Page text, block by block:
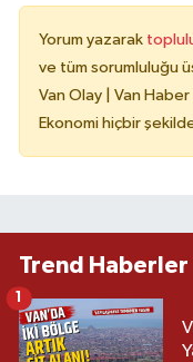
Yorum yazarak
ve tüm sorumluluğu
Van Olay | Van
Ekonomi hiçbir
Trend Haberler